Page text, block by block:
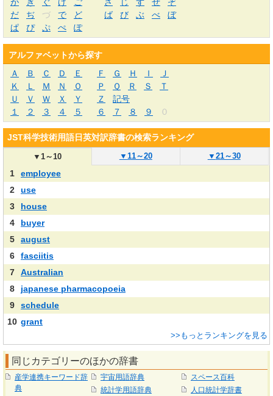
だ
ぢ づ で ど ば び ぶ べ
ぼ
ぱ
ぴ ぷ ぺ ぽ
アルファベットから探す
Ａ
Ｂ Ｃ Ｄ Ｅ Ｆ Ｇ Ｈ Ｉ
Ｊ
Ｋ
Ｌ Ｍ Ｎ Ｏ Ｐ Ｑ Ｒ Ｓ
Ｔ
Ｕ
Ｖ Ｗ Ｘ Ｙ Ｚ
記号
１
２ ３ ４ ５ ６ ７ ８ ９ ０
JST科学技術用語日英対訳辞書の検索ランキング
▼1～10 ▼ 11～20 ▼ 21～30
1
employee
2
use
3
house
4
buyer
5
august
6
fasciitis
7
Australian
8
japanese pharmacopoeia
9
schedule
10 grant
>>もっとランキングを見る
同じカテゴリーのほかの辞書
産学連携キーワード辞
典
宇宙用語辞典
統計学用語辞典
スペース百科
人口統計学辞書